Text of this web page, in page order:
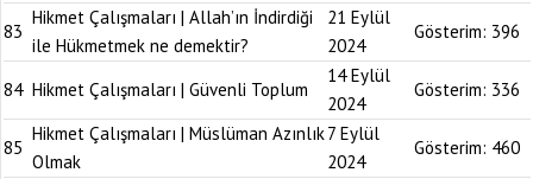
83
Hikmet Çalışmaları | Allah’ın İndirdiği
ile Hükmetmek ne demektir?
21 Eylül
2024
Gösterim: 396
84 Hikmet Çalışmaları | Güvenli Toplum
14 Eylül
2024
Gösterim: 336
85
Hikmet Çalışmaları | Müslüman Azınlık
Olmak
7 Eylül
2024
Gösterim: 460